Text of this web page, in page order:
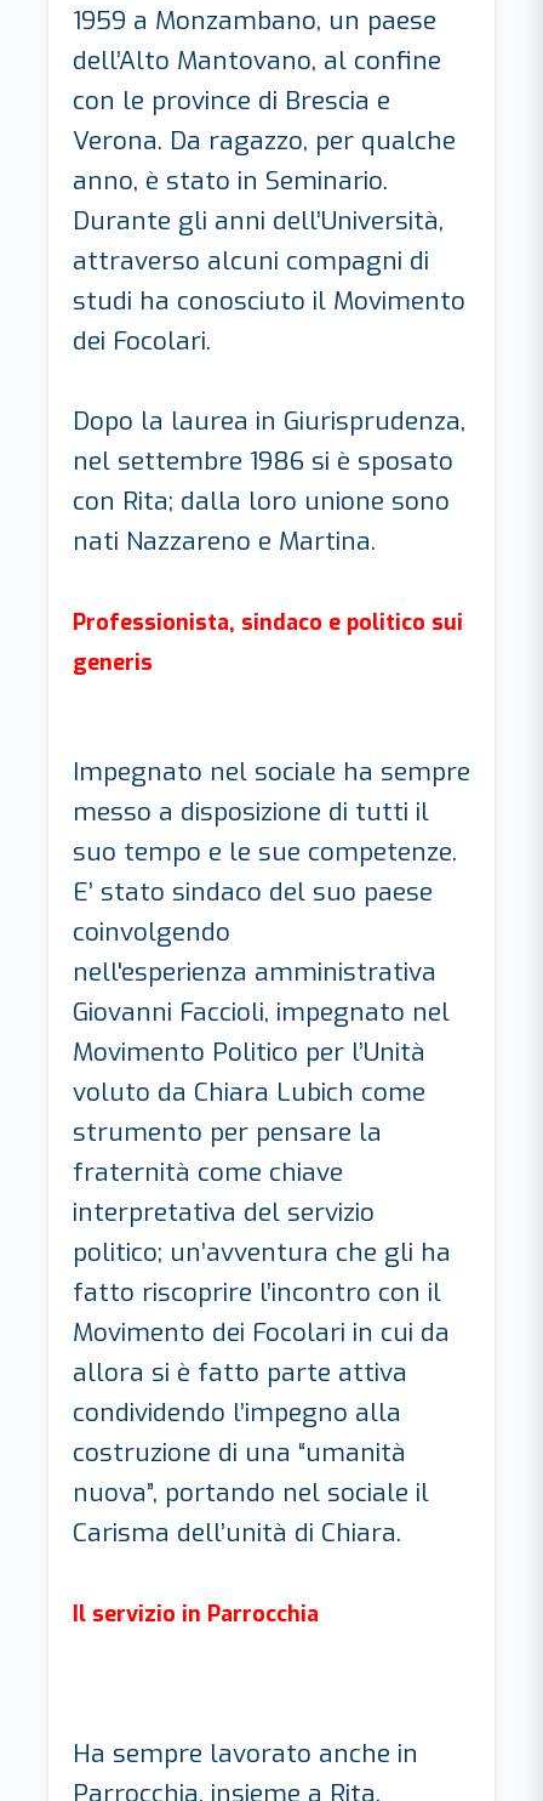
1959 a Monzambano, un paese
dell’Alto Mantovano, al confine
con le province di Brescia e
Verona. Da ragazzo, per qualche
anno, è stato in Seminario.
Durante gli anni dell’Università,
attraverso alcuni compagni di
studi ha conosciuto il Movimento
dei Focolari.
Dopo la laurea in Giurisprudenza,
nel settembre 1986 si è sposato
con Rita; dalla loro unione sono
nati Nazzareno e Martina.
Professionista, sindaco e politico sui
generis
Impegnato nel sociale ha sempre
messo a disposizione di tutti il
suo tempo e le sue competenze.
E’ stato sindaco del suo paese
coinvolgendo
nell'esperienza amministrativa
Giovanni Faccioli, impegnato nel
Movimento Politico per l’Unità
voluto da Chiara Lubich come
strumento per pensare la
fraternità come chiave
interpretativa del servizio
politico; un’avventura che gli ha
fatto riscoprire l’incontro con il
Movimento dei Focolari in cui da
allora si è fatto parte attiva
condividendo l’impegno alla
costruzione di una “umanità
nuova”, portando nel sociale il
Carisma dell’unità di Chiara.
Il servizio in Parrocchia
Ha sempre lavorato anche in
Parrocchia, insieme a Rita,